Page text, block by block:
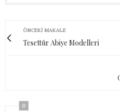
ÖNCEKI MAKALE
Tesettür Abiye Modelleri
0